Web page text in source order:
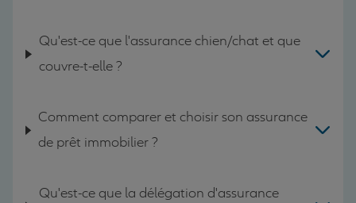
Qu'est-ce que l'assurance chien/chat et que
couvre-t-elle ?
Comment comparer et choisir son assurance
de prêt immobilier ?
Qu'est-ce que la délégation d'assurance